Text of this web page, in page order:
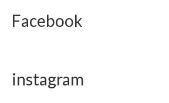
Facebook
instagram